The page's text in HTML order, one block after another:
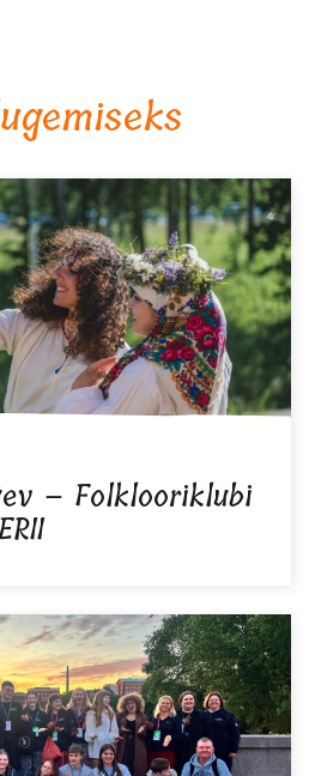
– Folklooriklubi